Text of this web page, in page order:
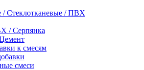
/ Стеклотканевые / ПВХ
/ Серпянка
к смесям
смеси